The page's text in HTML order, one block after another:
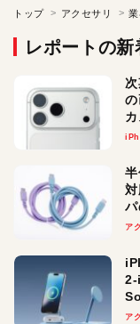
トップ アクセサリ
レポートの新
パ
ア
2-
ア